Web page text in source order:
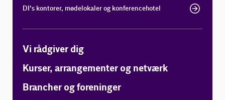
DI's kontorer, mødelokaler og konferencehotel
Vi rådgiver dig
Kurser, arrangementer og netværk
Brancher og foreninger